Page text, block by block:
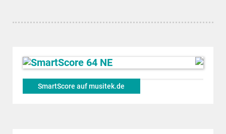
SmartScore auf musitek.de